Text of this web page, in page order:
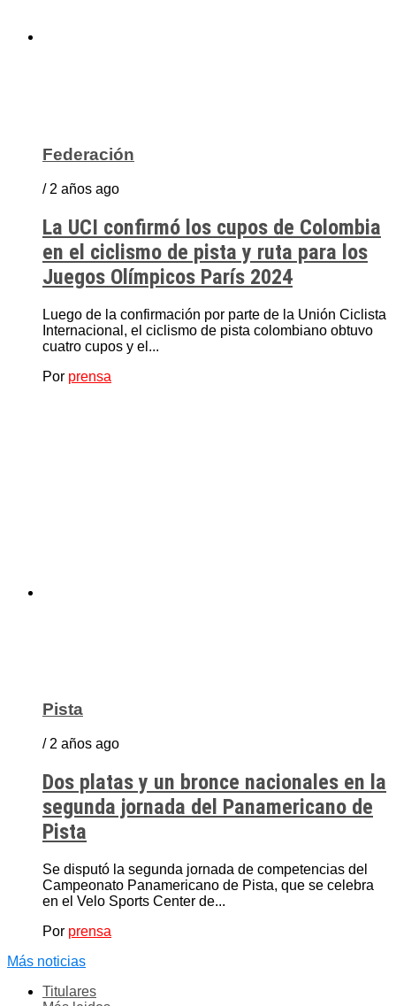
Federación
/ 2 años ago
La UCI confirmó los cupos de Colombia
en el ciclismo de pista y ruta para los
Juegos Olímpicos París 2024
Luego de la confirmación por parte de la Unión Ciclista
Internacional, el ciclismo de pista colombiano obtuvo
cuatro cupos y el...
Por prensa
Pista
/ 2 años ago
Dos platas y un bronce nacionales en la
segunda jornada del Panamericano de
Pista
Se disputó la segunda jornada de competencias del
Campeonato Panamericano de Pista, que se celebra
en el Velo Sports Center de...
Por prensa
Más noticias
Titulares